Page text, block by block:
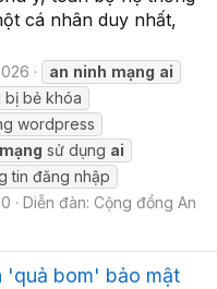
cá nhân duy nhất,
an ninh mạng ai
bị bẻ khóa
wordpress
mạng sử dụng ai
tin đăng nhập
Diễn đàn: Cộng đồng An
'quả bom' bảo mật